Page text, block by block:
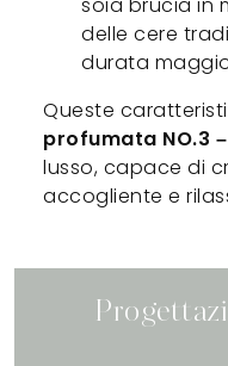
delle cere
durata
Queste
profumata NO.3
lusso, capace di
accogliente e